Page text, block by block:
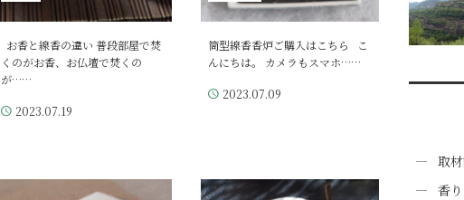
お香と線香の違い 普段部屋で焚
くのがお香、お仏壇で焚くの
が……
2023.07.19
筒型線香香炉ご購入はこちら こ
んにちは。 カメラもスマホ……
2023.07.09
取
香り